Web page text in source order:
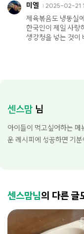
미엘 2025-02-21
제육볶음도 냉동실
한국인이 제일 사랑
생강청을 넣는 것이
센스맘 님
아이들이 먹고싶어하는
운 레시피에 성공하면 기
센스맘님의 다른 글